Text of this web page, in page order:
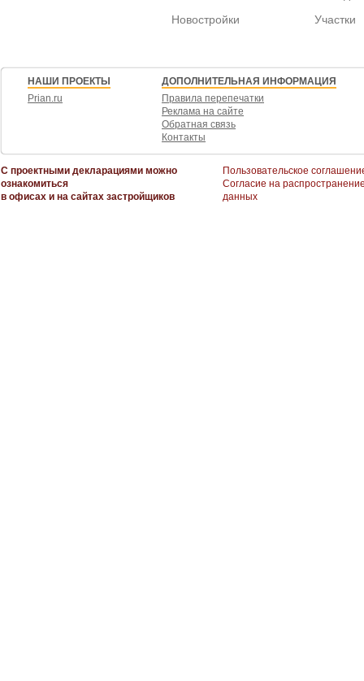
Новостройки
Участки
НАШИ ПРОЕКТЫ
Prian.ru
ДОПОЛНИТЕЛЬНАЯ ИНФОРМАЦИЯ
Правила перепечатки
Реклама на сайте
Обратная связь
Контакты
С проектными декларациями можно
ознакомиться
в офисах и на сайтах застройщиков
Пользовательское
Согласие на
данных